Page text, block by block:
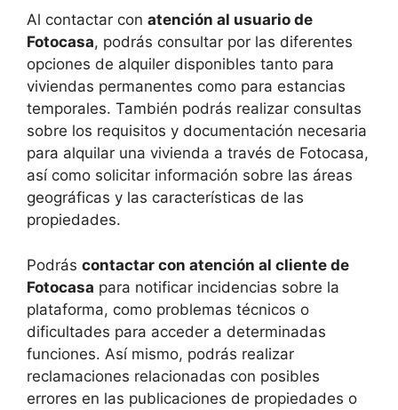
Al contactar con atención al usuario de
Fotocasa, podrás consultar por las diferentes
opciones de alquiler disponibles tanto para
viviendas permanentes como para estancias
temporales. También podrás realizar consultas
sobre los requisitos y documentación necesaria
para alquilar una vivienda a través de Fotocasa,
así como solicitar información sobre las áreas
geográficas y las características de las
propiedades.
Podrás contactar con atención al cliente de
Fotocasa para notificar incidencias sobre la
plataforma, como problemas técnicos o
dificultades para acceder a determinadas
funciones. Así mismo, podrás realizar
reclamaciones relacionadas con posibles
errores en las publicaciones de propiedades o